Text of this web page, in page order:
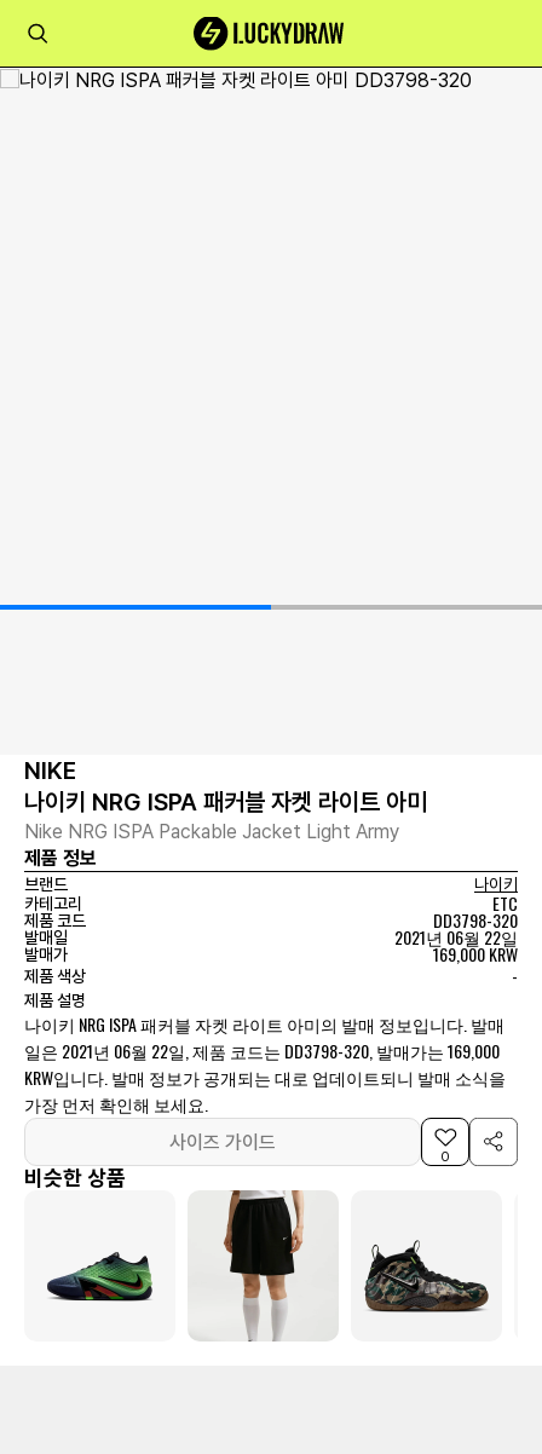
NIKE
나이키 NRG ISPA 패커블 자켓 라이트 아미
Nike NRG ISPA Packable Jacket Light Army
제품 정보
브랜드
나이키
카테고리
ETC
제품 코드 DD3798-320
발매일 2021년 06월 22일
발매가 169,000 KRW
제품 색상 -
제품 설명
나이키 NRG ISPA 패커블 자켓 라이트 아미의 발매 정보입니다. 발매
일은 2021년 06월 22일, 제품 코드는 DD3798-320, 발매가는 169,000
KRW입니다. 발매 정보가 공개되는 대로 업데이트되니 발매 소식을
가장 먼저 확인해 보세요.
사이즈 가이드
0
비슷한 상품